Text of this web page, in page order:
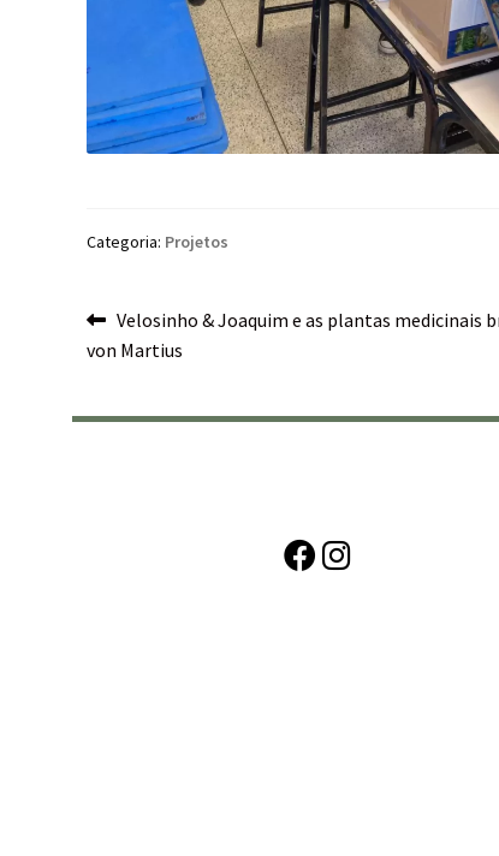
Categoria: Projetos
Navegação
de
Post
Velosinho & Joaquim e as plantas medicinais
von Martius